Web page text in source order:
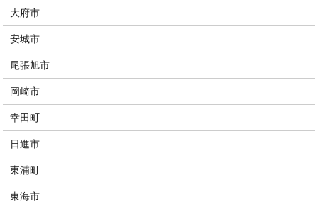
大府市
安城市
尾張旭市
岡崎市
幸田町
日進市
東浦町
東海市